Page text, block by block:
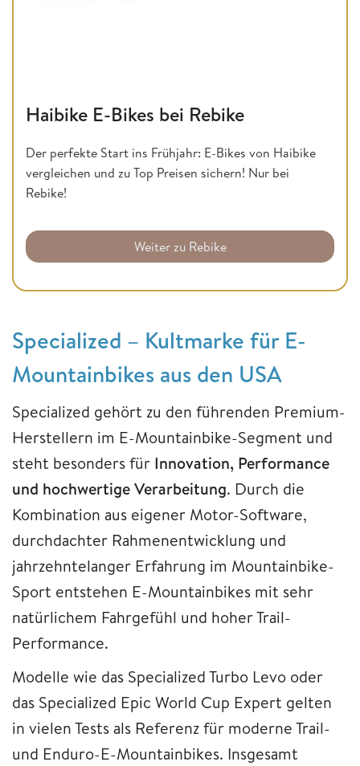
Haibike E-Bikes bei Rebike
Der perfekte Start ins Frühjahr: E-Bikes von Haibike
vergleichen und zu Top Preisen sichern! Nur bei
Rebike!
Weiter zu Rebike
Specialized – Kultmarke für E-
Mountainbikes aus den USA
Specialized gehört zu den führenden Premium-
Herstellern im E-Mountainbike-Segment und
steht besonders für Innovation, Performance
und hochwertige Verarbeitung. Durch die
Kombination aus eigener Motor-Software,
durchdachter Rahmenentwicklung und
jahrzehntelanger Erfahrung im Mountainbike-
Sport entstehen E-Mountainbikes mit sehr
natürlichem Fahrgefühl und hoher Trail-
Performance.
Modelle wie das Specialized Turbo Levo oder
das Specialized Epic World Cup Expert gelten
in vielen Tests als Referenz für moderne Trail-
und Enduro-E-Mountainbikes. Insgesamt